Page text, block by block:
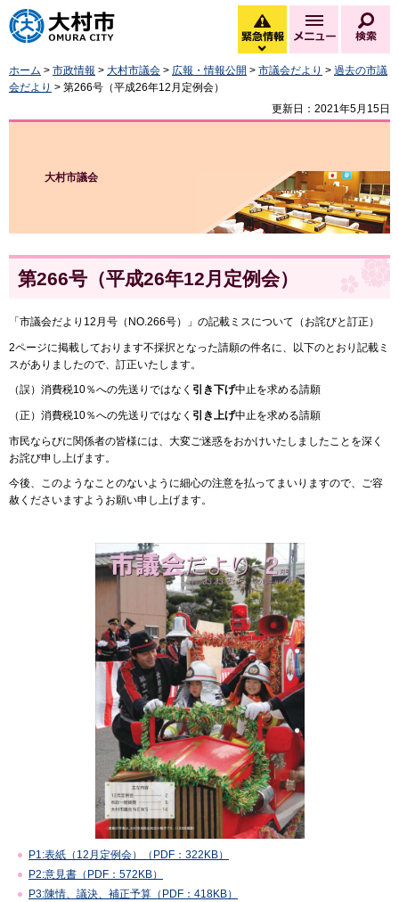
大村市
緊急情報
緊急情報を開く
メニュー
ホーム > 市政情報 > 大村市議会 > 広報・情報公開 > 市議会だより > 過去の市議
会だより > 第266号（平成26年12月定例会）
更新日：2021年5月15日
大村市議会
第266号（平成26年12月定例会）
「市議会だより12月号（NO.266号）」の記載ミスについて（お詫びと訂正）
2ページに掲載しております不採択となった請願の件名に、以下のとおり記載ミ
スがありましたので、訂正いたします。
（誤）消費税10％への先送りではなく 引き下げ中止を求める請願
（正）消費税10％への先送りではなく 引き上げ中止を求める請願
市民ならびに関係者の皆様には、大変ご迷惑をおかけいたしましたことを深く
お詫び申し上げます。
今後、このようなことのないように細心の注意を払ってまいりますので、ご容
赦くださいますようお願い申し上げます。
P1:表紙（12月定例会）（PDF：322KB）
P2:意見書（PDF：572KB）
P3:陳情、議決、補正予算（PDF：418KB）